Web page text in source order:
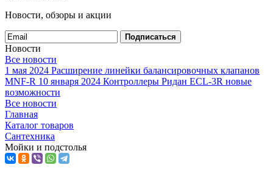
Новости, обзоры и акции
Подписаться
Новости
Все новости
1 мая 2024 Расширение линейки балансировочных клапанов
MNF-R 10 января 2024 Контроллеры Ридан ECL-3R новые
возможности
Все новости
Главная
Каталог товаров
Сантехника
Мойки и подстолья